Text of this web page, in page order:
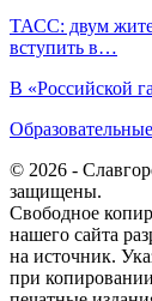
ТАСС: двум
вступить в…
В «Российской
© 2026 -
защищены.
Свободное
нашего сайта
на источник.
при